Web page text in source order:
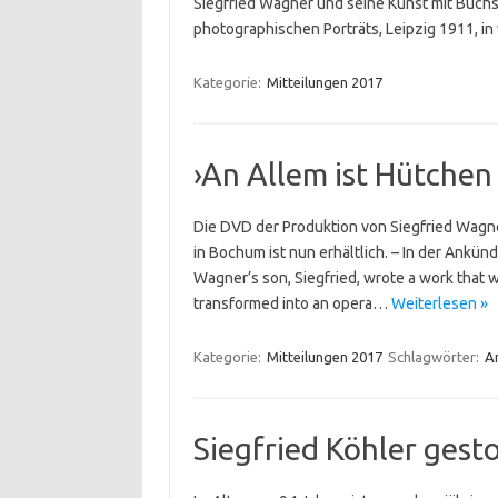
photographischen Porträts, Leipzig 1911,
Kategorie: Mitteilungen 2017
›An Allem ist
Die DVD der Produktion von Siegfried
in Bochum ist nun erhältlich. – In der
Wagner’s son, Siegfried, wrote a work that
transformed into an opera… Weiterlesen »
Kategorie: Mitteilungen 2017 Schlagwörter:
Siegfried Köhler